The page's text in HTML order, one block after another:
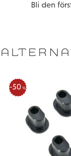
Bli den
50 %